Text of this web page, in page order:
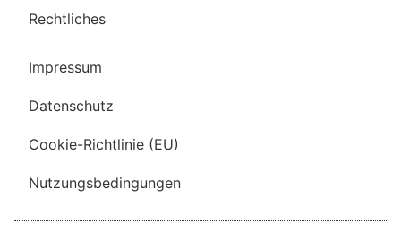
Rechtliches
Impressum
Datenschutz
Cookie-Richtlinie (EU)
Nutzungsbedingungen